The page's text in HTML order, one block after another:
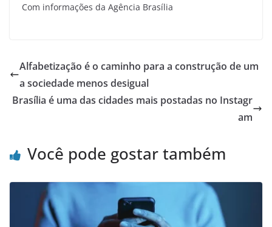
Com informações da Agência Brasília
Alfabetização é o caminho para a construção de um
a sociedade menos desigual
Brasília é uma das cidades mais postadas no Instagr
am
Você pode gostar também